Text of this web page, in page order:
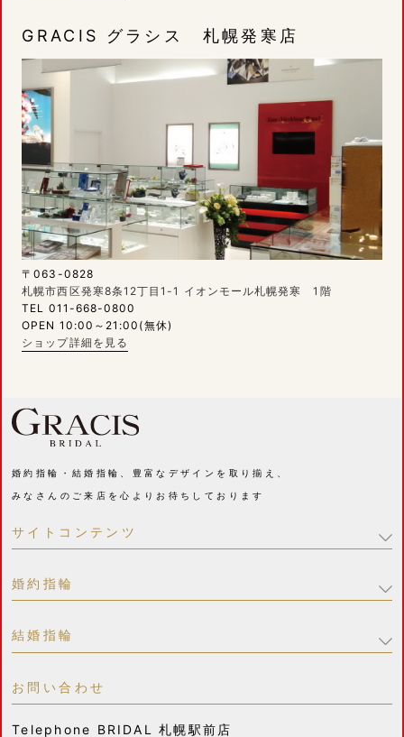
GRACIS グラシス 札幌発寒店
〒063-0828
札幌市西区発寒8条12丁目1-1 イオンモール札幌発寒 1階
TEL 011-668-0800
OPEN 10:00～21:00(無休)
ショップ詳細を見る
婚約指輪・結婚指輪、豊富なデザインを取り揃え、
みなさんのご来店を心よりお待ちしております
サイトコンテンツ
婚約指輪
結婚指輪
お問い合わせ
Telephone BRIDAL 札幌駅前店